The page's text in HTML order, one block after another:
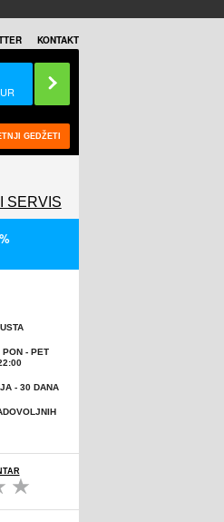
KONTAKT
GEDŽETI
SERVIS
PON - PET
- 30 DANA